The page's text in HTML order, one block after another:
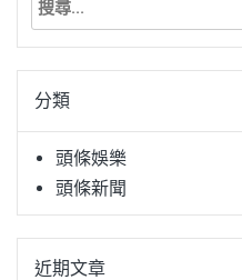
關
字:分類
頭條娛樂
頭條新聞
近期文章